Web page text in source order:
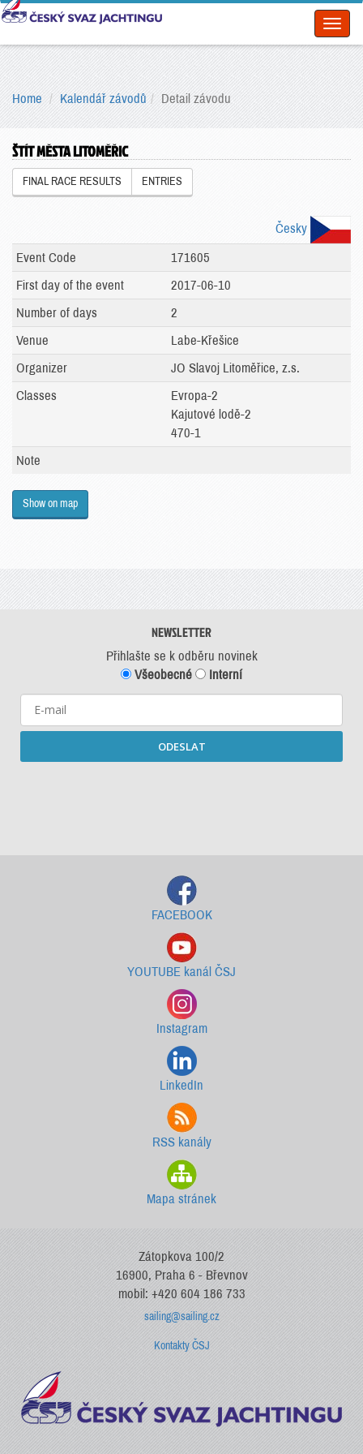
Home Kalendář závodů Detail závodu
ŠTÍT MĚSTA LITOMĚŘIC
FINAL RACE RESULTS ENTRIES
Česky
Event Code
171605
First day of the event
2017-06-10
Number of days
2
Venue
Labe-Křešice
Organizer
JO Slavoj Litoměřice, z.s.
Classes
Evropa-2
Kajutové lodě-2
470-1
Note
Show on map
NEWSLETTER
Přihlašte se k odběru novinek
Všeobecné
Interní
ODESLAT
FACEBOOK
YOUTUBE kanál ČSJ
Instagram
LinkedIn
RSS kanály
Mapa stránek
Zátopkova 100/2
16900, Praha 6 - Břevnov
mobil: +420 604 186 733
sailing@sailing.cz
Kontakty ČSJ